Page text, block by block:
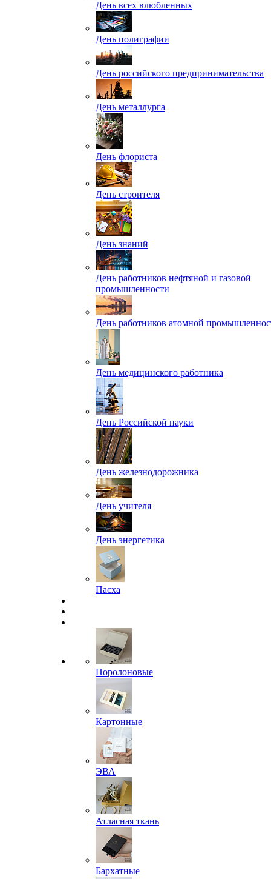
День всех влюбленных
День полиграфии
День российского предпринимательства
День металлурга
День флориста
День строителя
День знаний
День работников нефтяной и газовой
промышленности
День работников атомной
День медицинского работника
День Российской науки
День железнодорожника
День учителя
День энергетика
Пасха
Поролоновые
Картонные
ЭВА
Атласная ткань
Бархатные